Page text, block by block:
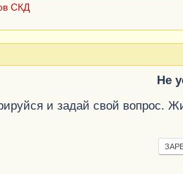
СКД
Не
и задай свой вопрос.